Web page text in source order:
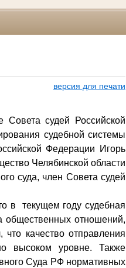
версия для печати
Совета судей Российской
судебной системы
Федерации Игорь
Челябинской области
суда, член Совета судей
в текущем году судебная
общественных отношений,
качество отправления
высоком уровне. Также
Суда РФ нормативных